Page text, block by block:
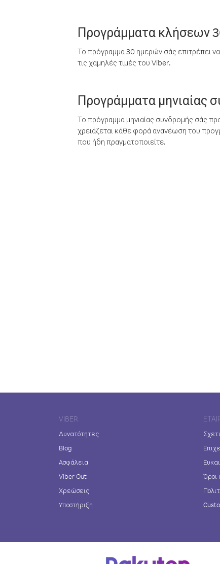
Προγράμματα κλήσεων
Το πρόγραμμα 30 ημερών σάς επιτρέπει
τις χαμηλές τιμές του Viber.
Προγράμματα μηνιαίας
Το πρόγραμμα μηνιαίας συνδρομής σάς
χρειάζεται κάθε φορά ανανέωση του
που ήδη πραγματοποιείτε.
VIBER
Δυνατότητες
Blog
Ασφάλεια
Viber Out
Χρεώσεις
Υποστήριξη
Όροι